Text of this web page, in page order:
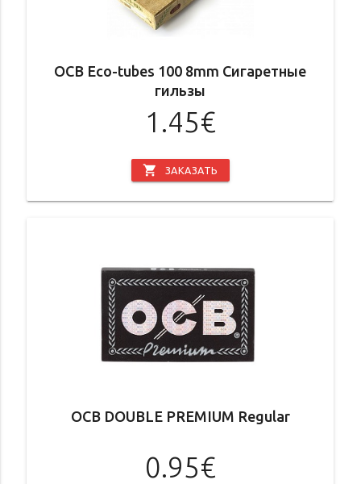
OCB Eco-tubes 100 8mm Сигаретные
гильзы
1.45€
shopping_cart ЗАКАЗАТЬ
OCB DOUBLE PREMIUM Regular
0.95€